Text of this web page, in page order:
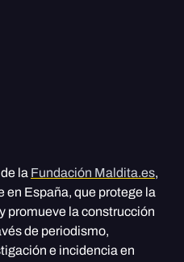
la Fundación Maldita.es,
en España, que protege la
promueve la construcción
de periodismo,
e incidencia en